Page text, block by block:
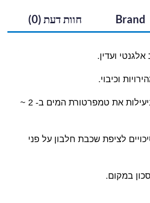
Brand חוות דעת (0)
ועדין.
וכיבוי.
יעזור להוריד ביעילות את טמפרטורת המים ב- 2 ~
לציפת שכבת חלבון על פני
במקום.